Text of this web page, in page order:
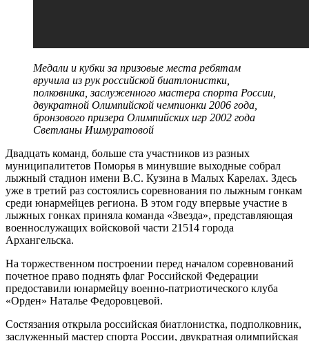
Медали и кубки за призовые места ребятам
вручила из рук российской биатлонистки,
полковника, заслуженного мастера спорта России,
двукратной Олимпийской чемпионки 2006 года,
бронзового призера Олимпийских игр 2002 года
Светланы Ишмуратовой
Двадцать команд, больше ста участников из разных
муниципалитетов Поморья в минувшие выходные собрал
лыжный стадион имени В.С. Кузина в Малых Карелах. Здесь
уже в третий раз состоялись соревнования по лыжным гонкам
среди юнармейцев региона. В этом году впервые участие в
лыжных гонках приняла команда «Звезда», представляющая
военнослужащих войсковой части 21514 города
Архангельска.
На торжественном построении перед началом соревнований
почетное право поднять флаг Российской Федерации
предоставили юнармейцу военно-патриотического клуба
«Орден» Наталье Федоровцевой.
Состязания открыла российская биатлонистка, подполковник,
заслуженный мастер спорта России, двукратная олимпийская